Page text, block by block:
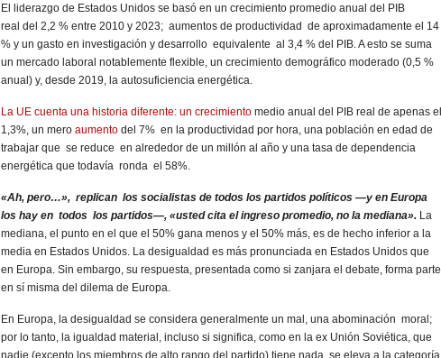
El liderazgo de Estados Unidos se basó en un crecimiento promedio anual del PIB
real del 2,2 % entre 2010 y 2023; aumentos de productividad de aproximadamente el 14
% y un gasto en investigación y desarrollo equivalente al 3,4 % del PIB. A esto se suma
un mercado laboral notablemente flexible, un crecimiento demográfico moderado (0,5 %
anual) y, desde 2019, la autosuficiencia energética.
La UE cuenta una historia diferente: un crecimiento medio anual del PIB real de apenas el
1,3%, un mero aumento del 7% en la productividad por hora, una población en edad de
trabajar que se reduce en alrededor de un millón al año y una tasa de dependencia
energética que todavía ronda el 58%.
«Ah, pero…», replican los socialistas de todos los partidos políticos —y en Europa
los hay en todos los partidos—, «usted cita el ingreso promedio, no la mediana». La
mediana, el punto en el que el 50% gana menos y el 50% más, es de hecho inferior a la
media en Estados Unidos. La desigualdad es más pronunciada en Estados Unidos que
en Europa. Sin embargo, su respuesta, presentada como si zanjara el debate, forma parte
en sí misma del dilema de Europa.
En Europa, la desigualdad se considera generalmente un mal, una abominación moral;
por lo tanto, la igualdad material, incluso si significa, como en la ex Unión Soviética, que